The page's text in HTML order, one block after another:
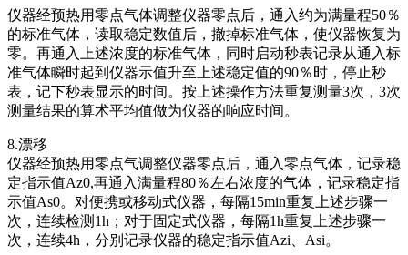
仪器经预热用零点气体调整仪器零点后，通入约为满量程50％
的标准气体，读取稳定数值后，撤掉标准气体，使仪器恢复为
零。再通入上述浓度的标准气体，同时启动秒表记录从通入标
准气体瞬时起到仪器示值升至上述稳定值的90％时，停止秒
表，记下秒表显示的时间。按上述操作方法重复测量3次，3次
测量结果的算术平均值做为仪器的响应时间。
8.漂移
仪器经预热用零点气调整仪器零点后，通入零点气体，记录稳
定指示值Az0,再通入满量程80％左右浓度的气体，记录稳定指
示值As0。对便携或移动式仪器，每隔15min重复上述步骤一
次，连续检测1h；对于固定式仪器，每隔1h重复上述步骤一
次，连续4h，分别记录仪器的稳定指示值Azi、Asi。